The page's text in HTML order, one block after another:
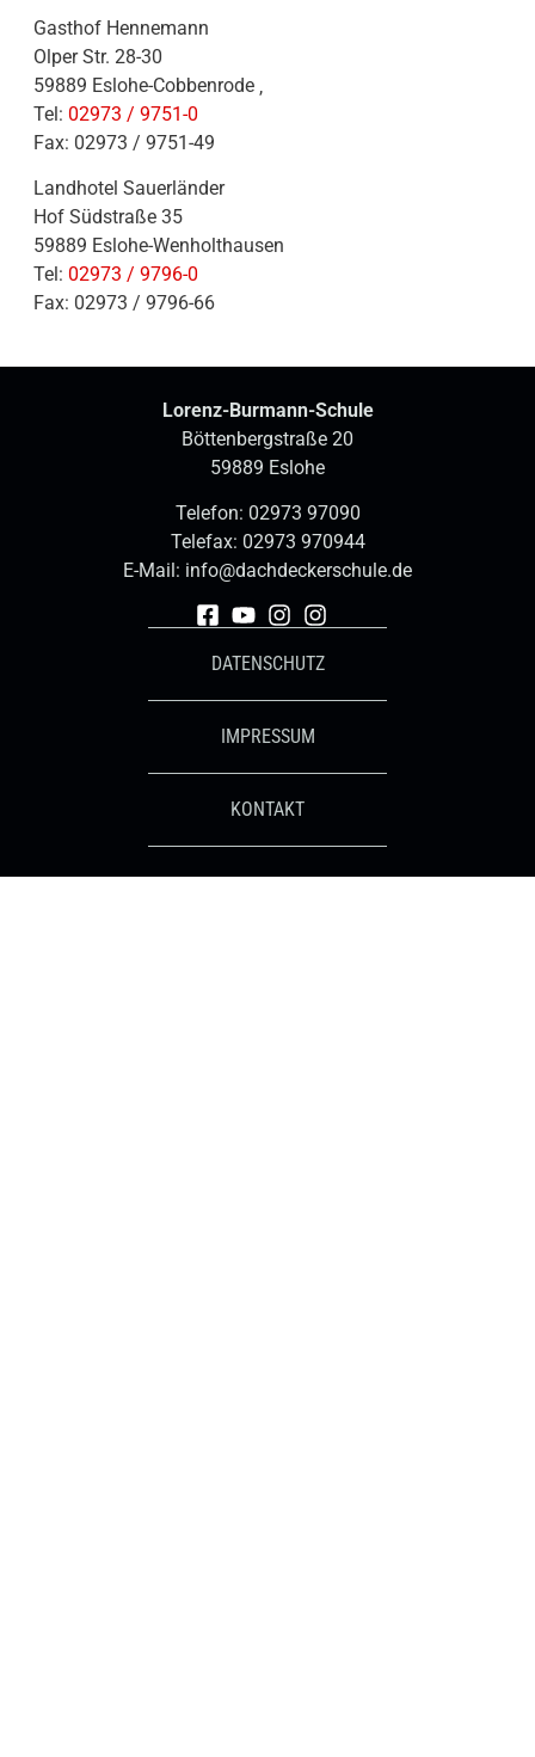
Gasthof Hennemann
Olper Str. 28-30
59889 Eslohe-Cobbenrode ‚
Tel: 02973 / 9751-0
Fax: 02973 / 9751-49
Landhotel Sauerländer
Hof Südstraße 35
59889 Eslohe-Wenholthausen
Tel: 02973 / 9796-0
Fax: 02973 / 9796-66
Lorenz-Burmann-Schule
Böttenbergstraße 20
59889 Eslohe
Telefon: 02973 97090
Telefax: 02973 970944
E-Mail: info@dachdeckerschule.de
DATENSCHUTZ
IMPRESSUM
KONTAKT